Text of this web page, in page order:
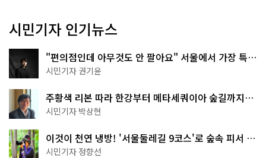
시민기자 인기뉴스
"편의점인데 아무것도 안 팔아요" 서울에서 가장 특별
한 편의점의 정체
시민기자 권기윤
주황색 리본 따라 한강부터 메타세쿼이아 숲길까지…
서울둘레길 15코스
시민기자 박상현
이것이 천연 냉방! '서울둘레길 9코스'로 숲속 피서 떠
나볼까
시민기자 정향선